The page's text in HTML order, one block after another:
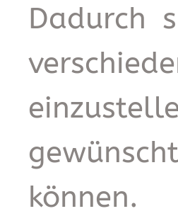
Dadurch
können.